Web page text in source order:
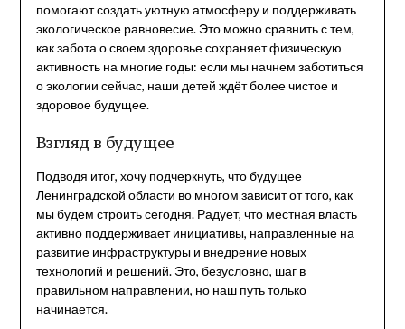
помогают создать уютную атмосферу и поддерживать
экологическое равновесие. Это можно сравнить с тем,
как забота о своем здоровье сохраняет физическую
активность на многие годы: если мы начнем заботиться
о экологии сейчас, наши детей ждёт более чистое и
здоровое будущее.
Взгляд в будущее
Подводя итог, хочу подчеркнуть, что будущее
Ленинградской области во многом зависит от того, как
мы будем строить сегодня. Радует, что местная власть
активно поддерживает инициативы, направленные на
развитие инфраструктуры и внедрение новых
технологий и решений. Это, безусловно, шаг в
правильном направлении, но наш путь только
начинается.